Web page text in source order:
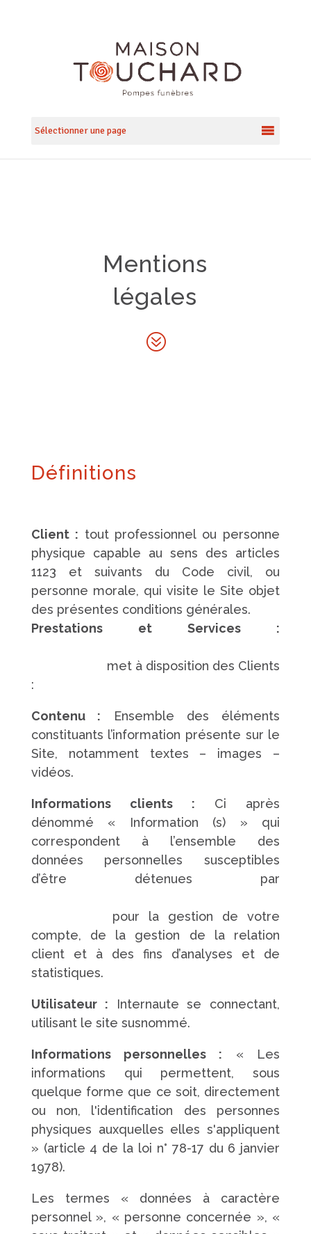
Sélectionner une page
Mentions
légales
?
Définitions
Client : tout professionnel ou personne
physique capable au sens des articles
1123 et suivants du Code civil, ou
personne morale, qui visite le Site objet
des présentes conditions générales.
Prestations et Services :
met à disposition des Clients
:
Contenu : Ensemble des éléments
constituants l’information présente sur le
Site, notamment textes – images –
vidéos.
Informations clients : Ci après
dénommé « Information (s) » qui
correspondent à l’ensemble des
données personnelles susceptibles
d’être détenues par
pour la gestion de votre
compte, de la gestion de la relation
client et à des fins d’analyses et de
statistiques.
Utilisateur : Internaute se connectant,
utilisant le site susnommé.
Informations personnelles : « Les
informations qui permettent, sous
quelque forme que ce soit, directement
ou non, l'identification des personnes
physiques auxquelles elles s'appliquent
» (article 4 de la loi n° 78-17 du 6 janvier
1978).
Les termes « données à caractère
personnel », « personne concernée », «